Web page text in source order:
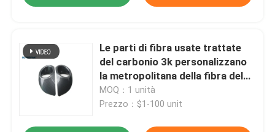
Le parti di fibra usate trattate
del carbonio 3k personalizzano
la metropolitana della fibra del
carbonio altri ricambi auto
MOQ：1 unità
Prezzo：$1-100 unit